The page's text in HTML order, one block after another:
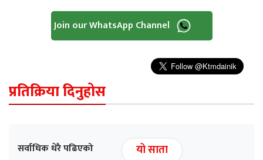
Join our WhatsApp Channel
प्रतिक्रिया दिनुहोस
सर्वाधिक धेरै पढिएको
यो साता